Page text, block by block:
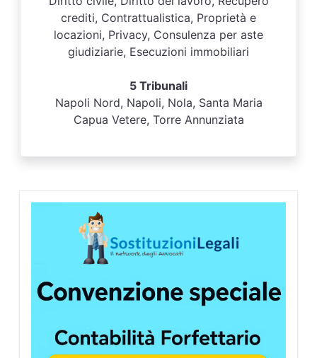
crediti, Contrattualistica, Proprietà e
locazioni, Privacy, Consulenza per aste
giudiziarie, Esecuzioni immobiliari
5 Tribunali
Napoli Nord, Napoli, Nola, Santa Maria
Capua Vetere, Torre Annunziata